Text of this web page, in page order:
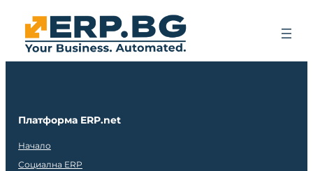
Платформа ERP.net
Начало
Социална ERP